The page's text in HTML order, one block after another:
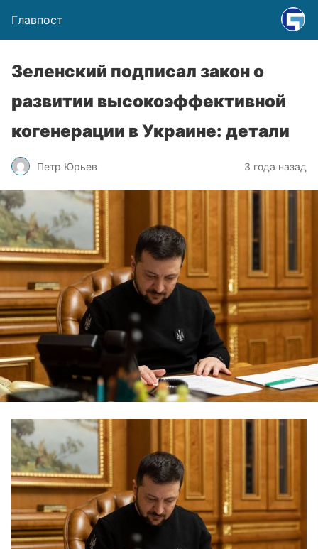
Главпост
Зеленский подписал закон о
развитии высокоэффективной
когенерации в Украине: детали
Петр Юрьев 3 года назад